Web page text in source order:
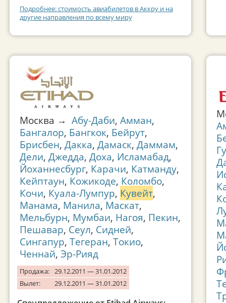
Подробнее: стоимость авиабилетов в Аккру и на
другие направления по всему миру
Москва → Абу-Даби, Амман,
Бангалор, Бангкок, Бейрут,
Брисбен, Дакка, Дамаск, Даммам,
Дели, Джедда, Доха, Исламабад,
Йоханнесбург, Карачи, Катманду,
Кейптаун, Кожикоде, Коломбо,
Кочи, Куала-Лумпур, Кувейт,
Манама, Манила, Маскат,
Мельбурн, Мумбаи, Нагоя, Пекин,
Пешавар, Сеул, Сидней,
Сингапур, Тегеран, Токио,
Ченнай, Эр-Рияд
Продажа: 29.12.2011 — 31.01.2012
Вылет:
29.12.2011 — 31.01.2012